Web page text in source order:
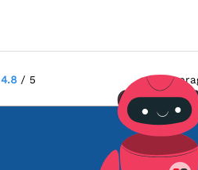
4.8/ 5